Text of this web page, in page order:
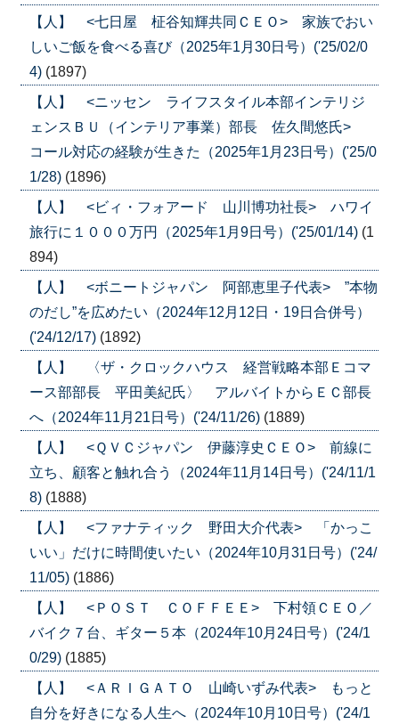
【人】 <七日屋 柾谷知輝共同ＣＥＯ> 家族でおい
しいご飯を食べる喜び（2025年1月30日号）('25/02/0
4) (1897)
【人】 <ニッセン ライフスタイル本部インテリジ
ェンスＢＵ（インテリア事業）部長 佐久間悠氏>
コール対応の経験が生きた（2025年1月23日号）('25/0
1/28) (1896)
【人】 <ビィ・フォアード 山川博功社長> ハワイ
旅行に１０００万円（2025年1月9日号）('25/01/14) (1
894)
【人】 <ボニートジャパン 阿部恵里子代表> ”本物
のだし”を広めたい（2024年12月12日・19日合併号）
('24/12/17) (1892)
【人】 〈ザ・クロックハウス 経営戦略本部Ｅコマ
ース部部長 平田美紀氏〉 アルバイトからＥＣ部長
へ（2024年11月21日号）('24/11/26) (1889)
【人】 <ＱＶＣジャパン 伊藤淳史ＣＥＯ> 前線に
立ち、顧客と触れ合う（2024年11月14日号）('24/11/1
8) (1888)
【人】 <ファナティック 野田大介代表> 「かっこ
いい」だけに時間使いたい（2024年10月31日号）('24/
11/05) (1886)
【人】 <ＰＯＳＴ ＣＯＦＦＥＥ> 下村領ＣＥＯ／
バイク７台、ギター５本（2024年10月24日号）('24/1
0/29) (1885)
【人】 <ＡＲＩＧＡＴＯ 山崎いずみ代表> もっと
自分を好きになる人生へ（2024年10月10日号）('24/1